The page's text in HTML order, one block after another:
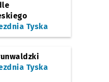
Tyska
Tyska